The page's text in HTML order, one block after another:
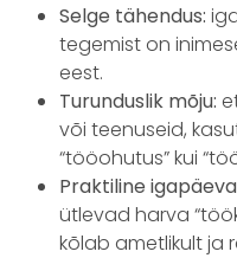
Selge tähendus:
tegemist on
eest.
Turunduslik mõju:
või teenuseid,
“tööohutus” kui
Praktiline
ütlevad harva
kõlab ametlikult ja